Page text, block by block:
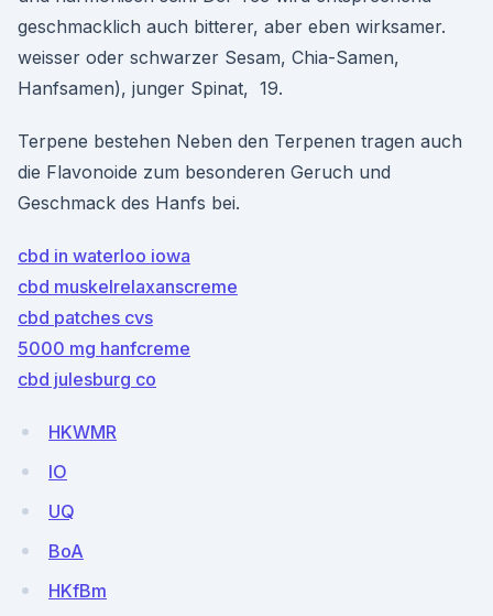
geschmacklich auch bitterer, aber eben wirksamer.
weisser oder schwarzer Sesam, Chia-Samen,
Hanfsamen), junger Spinat, 19.
Terpene bestehen Neben den Terpenen tragen auch
die Flavonoide zum besonderen Geruch und
Geschmack des Hanfs bei.
cbd in waterloo iowa
cbd muskelrelaxanscreme
cbd patches cvs
5000 mg hanfcreme
cbd julesburg co
HKWMR
lO
UQ
BoA
HKfBm